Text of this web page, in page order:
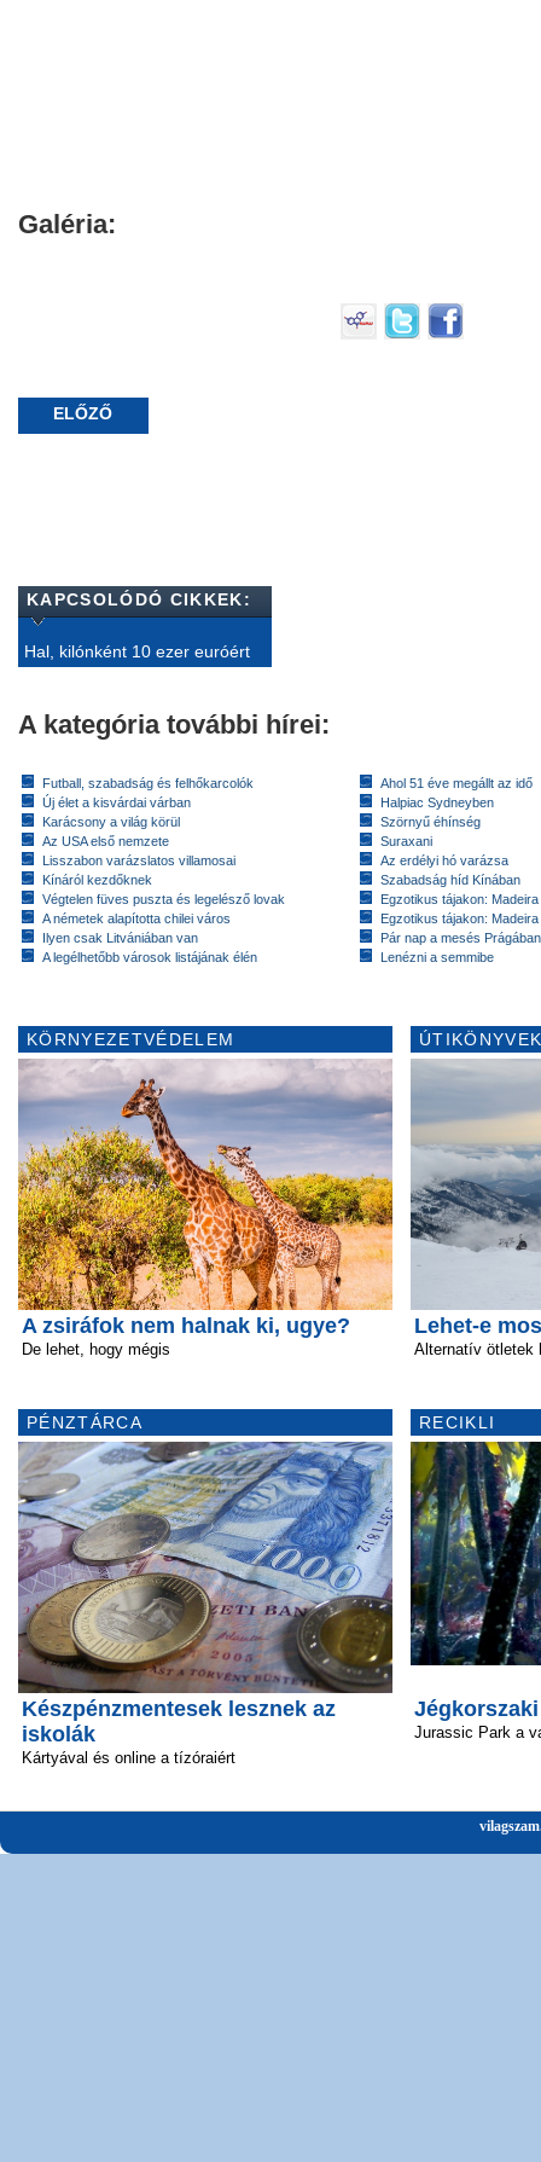
Galéria:
ELŐZŐ
KAPCSOLÓDÓ CIKKEK:
Hal, kilónként 10 ezer euróért
A kategória további hírei:
Futball, szabadság és felhőkarcolók
Új élet a kisvárdai várban
Karácsony a világ körül
Az USA első nemzete
Lisszabon varázslatos villamosai
Kínáról kezdőknek
Végtelen füves puszta és legelésző lovak
A németek alapította chilei város
Ilyen csak Litvániában van
A legélhetőbb városok listájának élén
Ahol 51 éve megállt az idő
Halpiac Sydneyben
Szörnyű éhínség
Suraxani
Az erdélyi hó varázsa
Szabadság híd Kínában
Egzotikus tájakon:
Egzotikus tájakon:
Pár nap a mesés Prágában
Lenézni a semmibe
KÖRNYEZETVÉDELEM
A zsiráfok nem halnak ki, ugye?
De lehet, hogy mégis
PÉNZTÁRCA
Készpénzmentesek lesznek az
iskolák
Kártyával és online a tízóraiért
Lehet-e
Alternatív ötletek
RECIKLI
Jurassic Park a